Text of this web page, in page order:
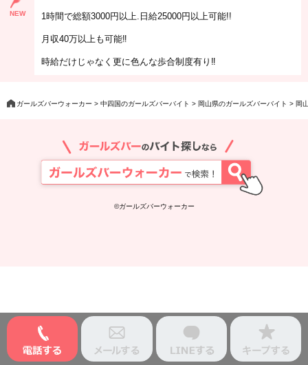
NEW 1時間で総額3000円以上.日給25000円以上可能!!
月収40万以上も可能‼︎
時給だけじゃなく更に色んな歩合制度有り‼︎
ガールズバーウォーカー 中四国のガールズバーバイト 岡山県のガールズバーバイト 岡
©ガールズバーウォーカー